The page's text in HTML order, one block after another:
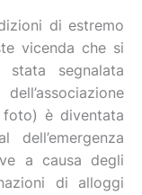
di estremo
vicenda che si
segnalata
foto) è diventata
a causa degli
di alloggi